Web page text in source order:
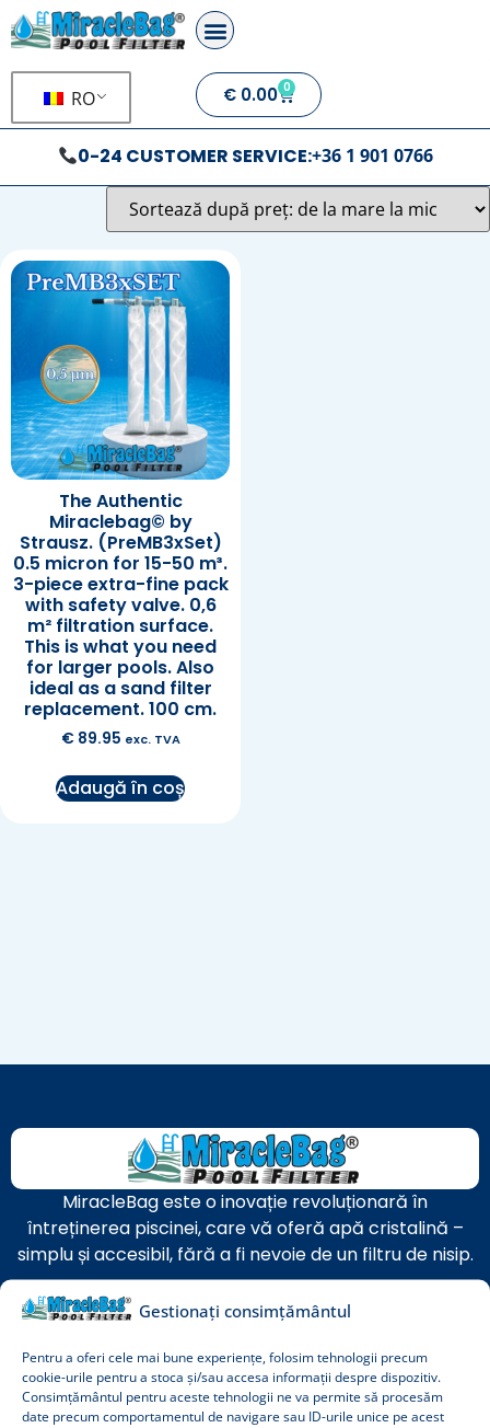
Gestionați consimțământul
Pentru a oferi cele mai bune experiențe, folosim tehnologii precum
cookie-urile pentru a stoca și/sau accesa informații despre dispozitiv.
Consimțământul pentru aceste tehnologii ne va permite să procesăm
date precum comportamentul de navigare sau ID-urile unice pe acest
RO € 0.00 0
0-24 CUSTOMER SERVICE:+36 1 901 0766
The Authentic
Miraclebag© by
Strausz. (PreMB3xSet)
0.5 micron for 15-50 m³.
3-piece extra-fine pack
with safety valve. 0,6
m² filtration surface.
This is what you need
for larger pools. Also
ideal as a sand filter
replacement. 100 cm.
€89.95 exc. TVA
Adaugă în coș
MiracleBag este o inovație revoluționară în
întreținerea piscinei, care vă oferă apă cristalină –
simplu și accesibil, fără a fi nevoie de un filtru de nisip.